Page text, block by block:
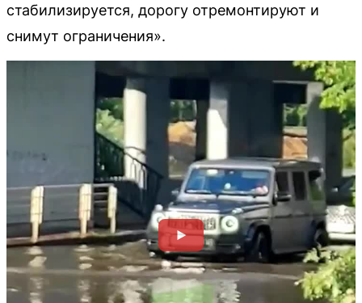
стабилизируется, дорогу отремонтируют и
снимут ограничения».